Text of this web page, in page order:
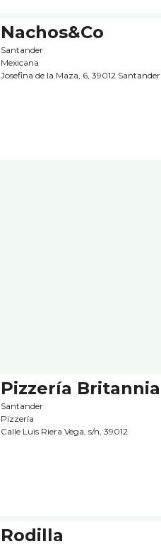
Nachos&Co
Santander
Mexicana
Josefina de la Maza, 6, 39012 Santander
Pizzerí­a Britannia
Santander
Pizzerí­a
Calle Luis Riera Vega, s/n, 39012
Rodilla